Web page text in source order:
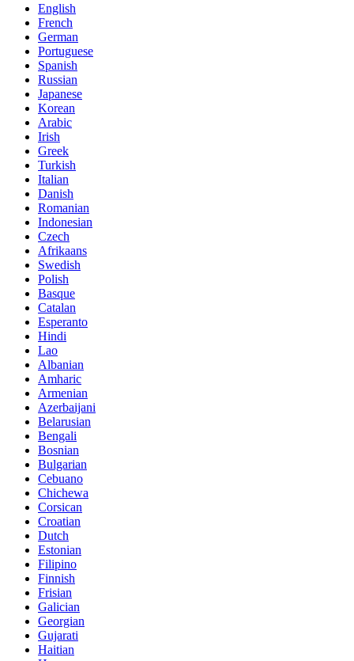
English
French
German
Portuguese
Spanish
Russian
Japanese
Korean
Arabic
Irish
Greek
Turkish
Italian
Danish
Romanian
Indonesian
Czech
Afrikaans
Swedish
Polish
Basque
Catalan
Esperanto
Hindi
Lao
Albanian
Amharic
Armenian
Azerbaijani
Belarusian
Bengali
Bosnian
Bulgarian
Cebuano
Chichewa
Corsican
Croatian
Dutch
Estonian
Filipino
Finnish
Frisian
Galician
Georgian
Gujarati
Haitian